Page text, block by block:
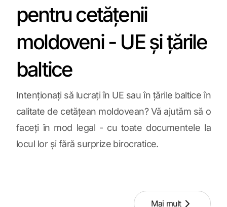
pentru cetățenii
moldoveni - UE și țările
baltice
Intenționați să lucrați în UE sau în țările baltice în
calitate de cetățean moldovean? Vă ajutăm să o
faceți în mod legal - cu toate documentele la
locul lor și fără surprize birocratice.
Mai mult